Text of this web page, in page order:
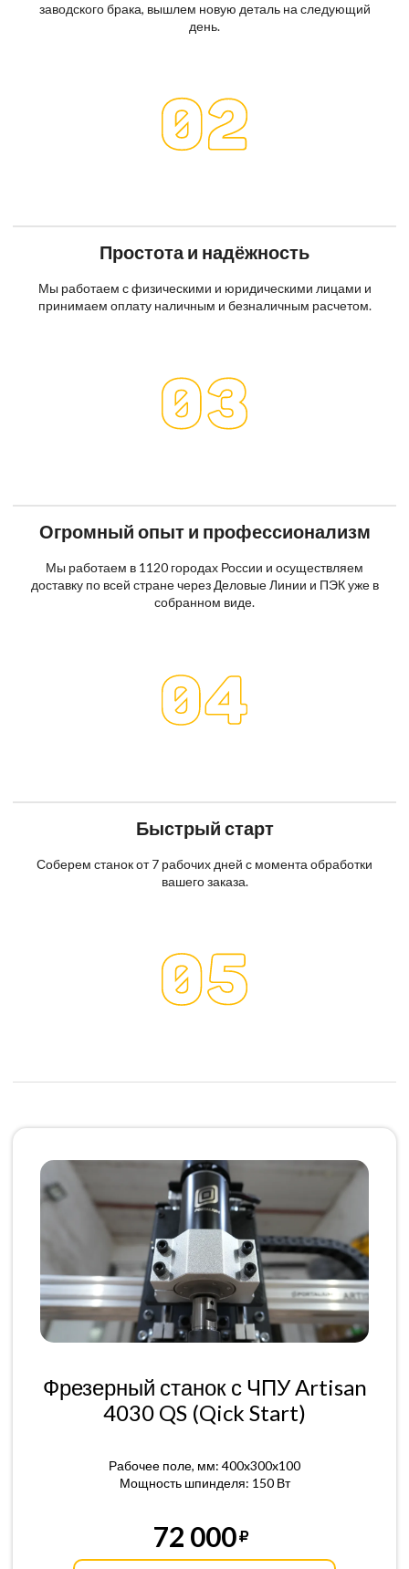
заводского брака, вышлем новую деталь на следующий
день.
Простота и надёжность
Мы работаем с физическими и юридическими лицами и
принимаем оплату наличным и безналичным расчетом.
Огромный опыт и профессионализм
Мы работаем в 1120 городах России и осуществляем
доставку по всей стране через Деловые Линии и ПЭК уже в
собранном виде.
Быстрый старт
Соберем станок от 7 рабочих дней с момента обработки
вашего заказа.
Фрезерный станок с ЧПУ Artisan
4030 QS (Qick Start)
Рабочее поле, мм: 400x300x100
Мощность шпинделя: 150 Вт
72 000